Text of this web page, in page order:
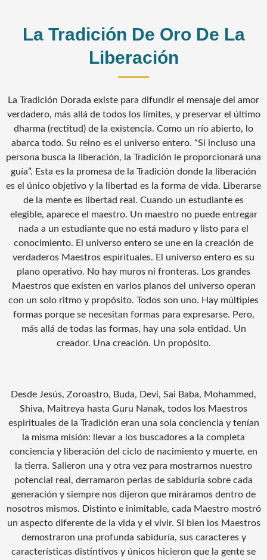
La Tradición De Oro De La
Liberación
La Tradición Dorada existe para difundir el mensaje del amor
verdadero, más allá de todos los límites, y preservar el último
dharma (rectitud) de la existencia. Como un río abierto, lo
abarca todo. Su reino es el universo entero. “Si incluso una
persona busca la liberación, la Tradición le proporcionará una
guía”. Esta es la promesa de la Tradición donde la liberación
es el único objetivo y la libertad es la forma de vida. Liberarse
de la mente es libertad real. Cuando un estudiante es
elegible, aparece el maestro. Un maestro no puede entregar
nada a un estudiante que no está maduro y listo para el
conocimiento. El universo entero se une en la creación de
verdaderos Maestros espirituales. El universo entero es su
plano operativo. No hay muros ni fronteras. Los grandes
Maestros que existen en varios planos del universo operan
con un solo ritmo y propósito. Todos son uno. Hay múltiples
formas porque se necesitan formas para expresarse. Pero,
más allá de todas las formas, hay una sola entidad. Un
creador. Una creación. Un propósito.
Desde Jesús, Zoroastro, Buda, Devi, Sai Baba, Mohammed,
Shiva, Maitreya hasta Guru Nanak, todos los Maestros
espirituales de la Tradición eran una sola conciencia y tenían
la misma misión: llevar a los buscadores a la completa
conciencia y liberación del ciclo de nacimiento y muerte. en
la tierra. Salieron una y otra vez para mostrarnos nuestro
potencial real, derramaron perlas de sabiduría sobre cada
generación y siempre nos dijeron que miráramos dentro de
nosotros mismos. Distinto e inimitable, cada Maestro mostró
un aspecto diferente de la vida y el vivir. Si bien los Maestros
demostraron una profunda sabiduría, sus caracteres y
características distintivos y únicos hicieron que la gente se